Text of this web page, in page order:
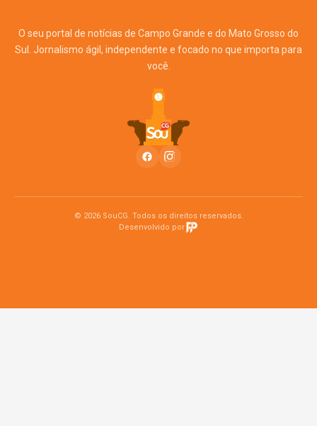
O seu portal de notícias de Campo Grande e do Mato Grosso do
Sul. Jornalismo ágil, independente e focado no que importa para
você.
© 2026 SouCG. Todos os direitos reservados.
Desenvolvido por